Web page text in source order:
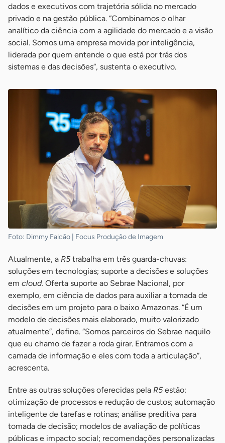
dados e executivos com trajetória sólida no mercado
privado e na gestão pública. “Combinamos o olhar
analítico da ciência com a agilidade do mercado e a visão
social. Somos uma empresa movida por inteligência,
liderada por quem entende o que está por trás dos
sistemas e das decisões”, sustenta o executivo.
Foto: Dimmy Falcão | Focus Produção de Imagem
Atualmente, a R5 trabalha em três guarda-chuvas:
soluções em tecnologias; suporte a decisões e soluções
em cloud. Oferta suporte ao Sebrae Nacional, por
exemplo, em ciência de dados para auxiliar a tomada de
decisões em um projeto para o baixo Amazonas. “É um
modelo de decisões mais elaborado, muito valorizado
atualmente”, define. “Somos parceiros do Sebrae naquilo
que eu chamo de fazer a roda girar. Entramos com a
camada de informação e eles com toda a articulação”,
acrescenta.
Entre as outras soluções oferecidas pela R5 estão:
otimização de processos e redução de custos; automação
inteligente de tarefas e rotinas; análise preditiva para
tomada de decisão; modelos de avaliação de políticas
públicas e impacto social; recomendações personalizadas